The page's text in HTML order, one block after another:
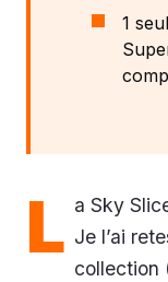
1
L a Sky
Je l’ai
collection